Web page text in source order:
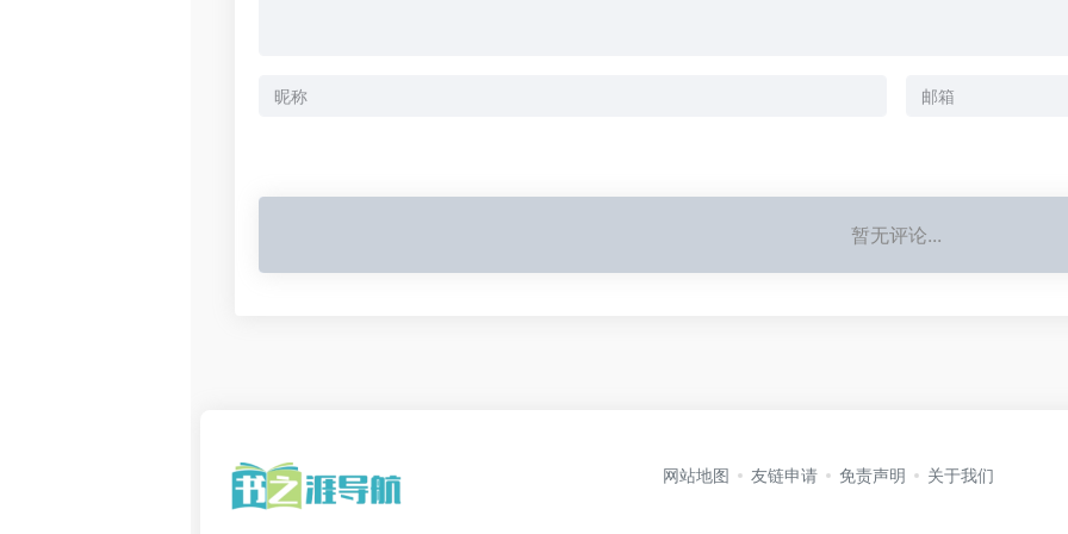
暂无评论...
网站地图 友链申请 免责声明 关于我们